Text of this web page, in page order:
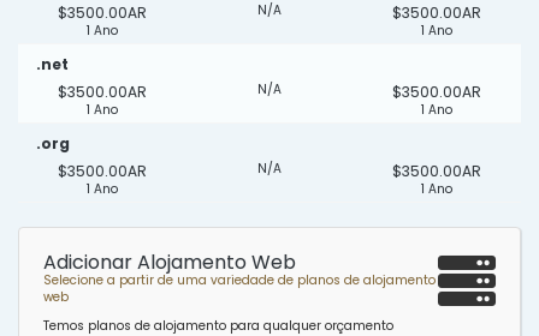
$3500.00AR
1 Ano
N/A $3500.00AR
1 Ano
.net
$3500.00AR
1 Ano
N/A $3500.00AR
1 Ano
.org
$3500.00AR
1 Ano
N/A $3500.00AR
1 Ano
Adicionar Alojamento Web
Selecione a partir de uma variedade de planos de alojamento
web
Temos planos de alojamento para qualquer orçamento